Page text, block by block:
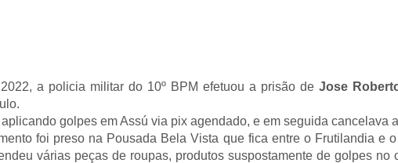
a policia militar do 10º BPM efetuou a prisão deJose
golpes em Assú via pix agendado, e em seguida cancelava
foi preso na Pousada Bela Vista que fica entre o Frutilandia e
várias peças de roupas, produtos suspostamente de golpes no